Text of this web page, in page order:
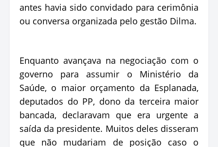
antes havia sido convidado para cerimônia
ou conversa organizada pelo gestão Dilma.
Enquanto avançava na negociação com o
governo para assumir o Ministério da
Saúde, o maior orçamento da Esplanada,
deputados do PP, dono da terceira maior
bancada, declaravam que era urgente a
saída da presidente. Muitos deles disseram
que não mudariam de posição caso o